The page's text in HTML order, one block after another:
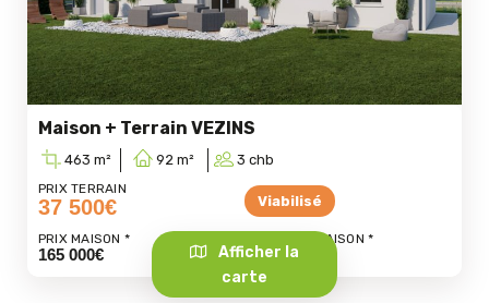
Maison + Terrain VEZINS
463 92 3
Viabilisé
PRIX TERRAIN
37 500€
PRIX MAISON
165 000€
TERRAIN + MAISON
202 500€
Afficher la
carte